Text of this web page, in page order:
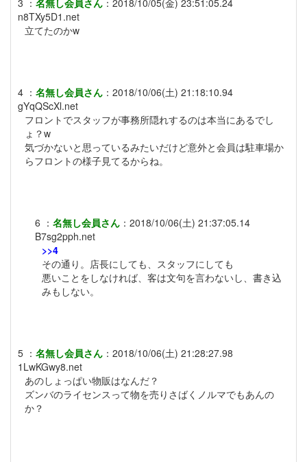
3 ： 名無し会員さん ： 2018/10/05(金) 23:51:05.24
n8TXy5D1.net
立てたのかw
4 ： 名無し会員さん ： 2018/10/06(土) 21:18:10.94
gYqQScXl.net
フロントでスタッフが事務所隠れするのは本当にあるでし
ょ？w
気づかないと思っているみたいだけど意外と会員は駐車場か
らフロントの様子見てるからね。
6 ： 名無し会員さん ： 2018/10/06(土) 21:37:05.14
B7sg2pph.net
>>4
その通り。店長にしても、スタッフにしても
悪いことをしなければ、客は文句を言わないし、書き込
みもしない。
5 ： 名無し会員さん ： 2018/10/06(土) 21:28:27.98
1LwKGwy8.net
あのしょっぱい物販はなんだ？
ズンバのライセンスって物を売りさばくノルマでもあんの
か？